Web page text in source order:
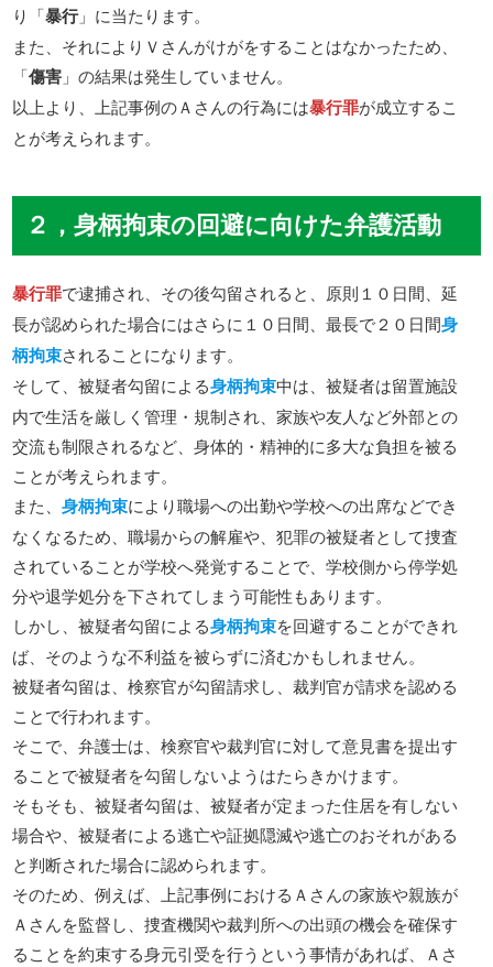
り「暴行」に当たります。
また、それによりＶさんがけがをすることはなかったため、
「傷害 」の結果は発生していません。
以上より、上記事例のＡさんの行為には暴行罪が成立するこ
とが考えられます。
２，身柄拘束の回避に向けた弁護活動
暴行罪で逮捕され、その後勾留されると、原則１０日間、延
長が認められた場合にはさらに１０日間、最長で２０日間身
柄拘束されることになります。
そして、被疑者勾留による身柄拘束中は、被疑者は留置施設
内で生活を厳しく管理・規制され、家族や友人など外部との
交流も制限されるなど、身体的・精神的に多大な負担を被る
ことが考えられます。
また、身柄拘束により職場への出勤や学校への出席などでき
なくなるため、職場からの解雇や、犯罪の被疑者として捜査
されていることが学校へ発覚することで、学校側から停学処
分や退学処分を下されてしまう可能性もあります。
しかし、被疑者勾留による身柄拘束を回避することができれ
ば、そのような不利益を被らずに済むかもしれません。
被疑者勾留は、検察官が勾留請求し、裁判官が請求を認める
ことで行われます。
そこで、弁護士は、検察官や裁判官に対して意見書を提出す
ることで被疑者を勾留しないようはたらきかけます。
そもそも、被疑者勾留は、被疑者が定まった住居を有しない
場合や、被疑者による逃亡や証拠隠滅や逃亡のおそれがある
と判断された場合に認められます。
そのため、例えば、上記事例におけるＡさんの家族や親族が
Ａさんを監督し、捜査機関や裁判所への出頭の機会を確保す
ることを約束する身元引受を行うという事情があれば、Ａさ